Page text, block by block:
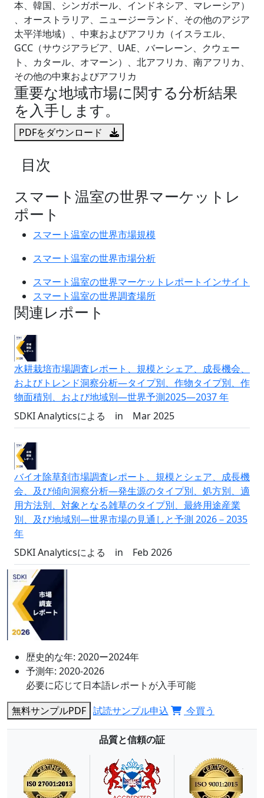
本、韓国、シンガポール、インドネシア、マレーシア）
、オーストラリア、ニュージーランド、その他のアジア
太平洋地域）、中東およびアフリカ（イスラエル、
GCC（サウジアラビア、UAE、バーレーン、クウェー
ト、カタール、オマーン）、北アフリカ、南アフリカ、
その他の中東およびアフリカ
重要な地域市場に関する分析結果
を入手します。
PDFをダウンロード
目次
スマート温室の世界マーケットレ
ポート
スマート温室の世界市場規模
スマート温室の世界市場分析
スマート温室の世界マーケットレポートインサイト
スマート温室の世界調査場所
関連レポート
水耕栽培市場調査レポート、規模とシェア、成長機会、
およびトレンド洞察分析―タイプ別、作物タイプ別、作
物面積別、および地域別―世界予測2025―2037 年
SDKI Analyticsによる
in Mar 2025
バイオ除草剤市場調査レポート、規模とシェア、成長機
会、及び傾向洞察分析―発生源のタイプ別、処方別、適
用方法別、対象となる雑草のタイプ別、最終用途産業
別、及び地域別―世界市場の見通しと予測 2026－2035
年
SDKI Analyticsによる
in Feb 2026
歴史的な年: 2020ー2024年
予測年: 2020-2026
必要に応じて日本語レポートが入手可能
無料サンプルPDF 試読サンプル申込 今買う
品質と信頼の証